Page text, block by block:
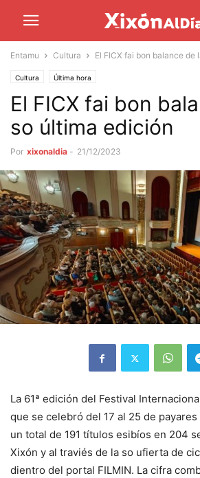
Entamu Cultura El FICX fai bon balance de
Cultura Última hora
El FICX fai bon
so última edición
Por xixonaldia - 21/12/2023
La 61ª edición del Festival
que se celebró del 17 al 25 de
un total de 191 títulos esibíos en 204
Xixón y al traviés de la so ufierta de
dientro del portal FILMIN. La cifra